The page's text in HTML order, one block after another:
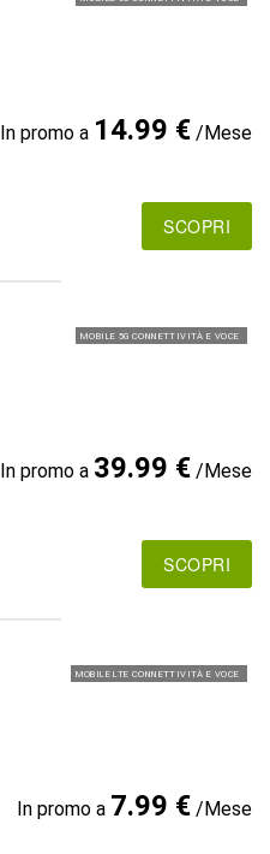
In promo a 14.99 €/Mese
SCOPRI
MOBILE 5G CONNETTIVITÀ E VOCE
In promo a 39.99 €/Mese
SCOPRI
MOBILE LTE CONNETTIVITÀ E VOCE
In promo a 7.99 €/Mese